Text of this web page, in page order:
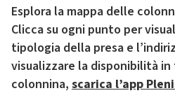
Esplora la mappa delle
Clicca su ogni punto per
tipologia della presa e
visualizzare la disponibilità
colonnina, scarica l’app